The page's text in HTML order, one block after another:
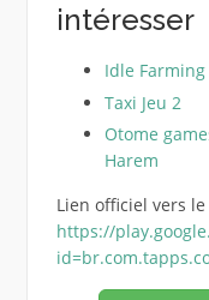
intéresser
Idle
Taxi Jeu 2
Otome
Harem
Lien officiel vers le
https://